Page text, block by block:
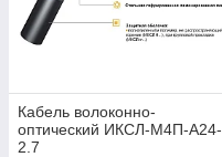
Кабель волоконно-
оптический ИКСЛ-М4П-А24-
2.7